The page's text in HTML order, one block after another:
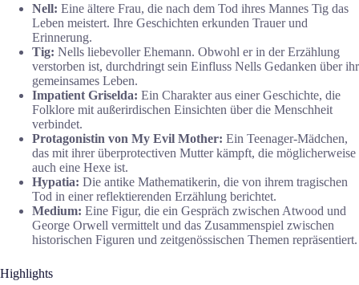
Nell: Eine ältere Frau, die nach dem Tod ihres Mannes Tig das
Leben meistert. Ihre Geschichten erkunden Trauer und
Erinnerung.
Tig: Nells liebevoller Ehemann. Obwohl er in der Erzählung
verstorben ist, durchdringt sein Einfluss Nells Gedanken über ihr
gemeinsames Leben.
Impatient Griselda: Ein Charakter aus einer Geschichte, die
Folklore mit außerirdischen Einsichten über die Menschheit
verbindet.
Protagonistin von My Evil Mother: Ein Teenager-Mädchen,
das mit ihrer überprotectiven Mutter kämpft, die möglicherweise
auch eine Hexe ist.
Hypatia: Die antike Mathematikerin, die von ihrem tragischen
Tod in einer reflektierenden Erzählung berichtet.
Medium: Eine Figur, die ein Gespräch zwischen Atwood und
George Orwell vermittelt und das Zusammenspiel zwischen
historischen Figuren und zeitgenössischen Themen repräsentiert.
Highlights